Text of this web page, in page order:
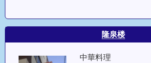
隆泉楼
中華料理